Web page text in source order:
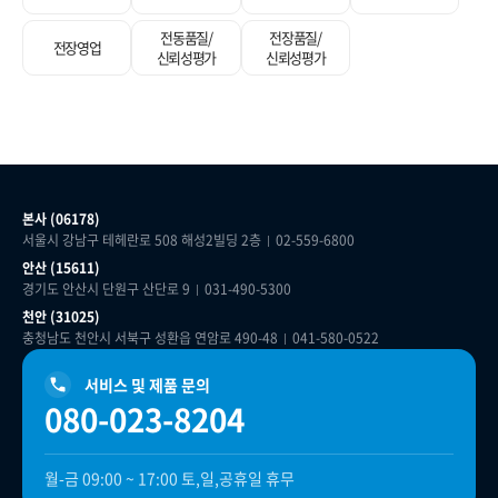
전장영업
전동품질/
신뢰성평가
전장품질/
신뢰성평가
본사 (06178)
서울시 강남구 테헤란로 508 해성2빌딩 2층
02-559-6800
안산 (15611)
경기도 안산시 단원구 산단로 9
031-490-5300
천안 (31025)
충청남도 천안시 서북구 성환읍 연암로 490-48
041-580-0522
서비스 및 제품 문의
080-023-8204
월-금 09:00 ~ 17:00 토,일,공휴일 휴무